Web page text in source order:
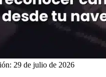
29 de julio de 2026